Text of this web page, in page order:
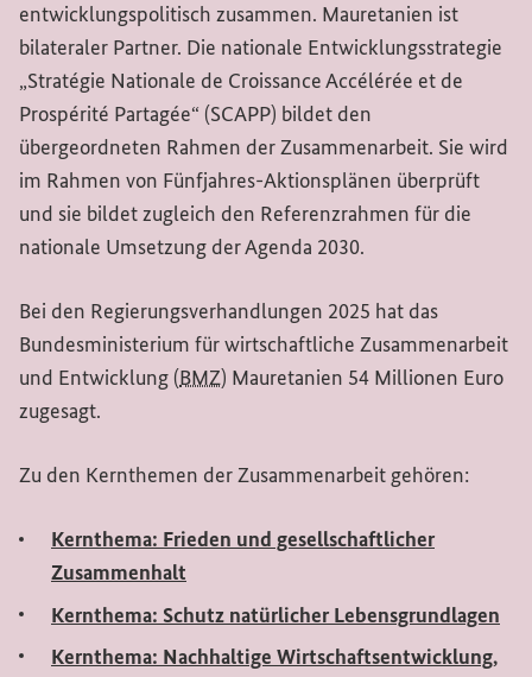
entwicklungspolitisch zusammen. Mauretanien ist
bilateraler Partner. Die nationale Entwicklungsstrategie
„Stratégie Nationale de Croissance Accélérée et de
Prospérité Partagée“ (SCAPP) bildet den
übergeordneten Rahmen der Zusammenarbeit. Sie wird
im Rahmen von Fünfjahres-Aktionsplänen überprüft
und sie bildet zugleich den Referenzrahmen für die
nationale Umsetzung der Agenda 2030.
Bei den Regierungsverhandlungen 2025 hat das
Bundesministerium für wirtschaftliche Zusammenarbeit
und Entwicklung (BMZ) Mauretanien 54 Millionen Euro
zugesagt.
Zu den Kernthemen der Zusammenarbeit gehören:
Kernthema: Frieden und gesellschaftlicher
Zusammenhalt
Kernthema: Schutz natürlicher Lebensgrundlagen
Kernthema: Nachhaltige Wirtschaftsentwicklung,